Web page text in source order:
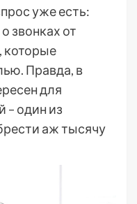
уже есть:
звонках от
которые
Правда, в
для
– один из
аж тысячу